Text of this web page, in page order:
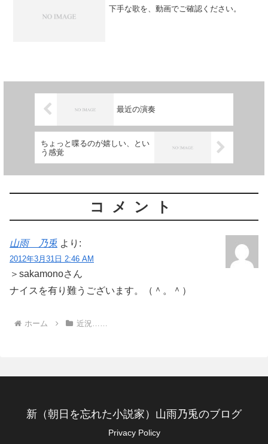
下手な歌を、動画でご確認ください。
最近の演奏
ちょっと喋るのが嬉しい、とい
う感覚
コメント
山雨 乃兎 より:
2012年3月31日 2:46 AM
＞sakamonoさん
ナイスを有り難うございます。（＾。＾）
ホーム 近況……
新（朝日を忘れた小説家）山雨乃兎のブログ
Privacy Policy